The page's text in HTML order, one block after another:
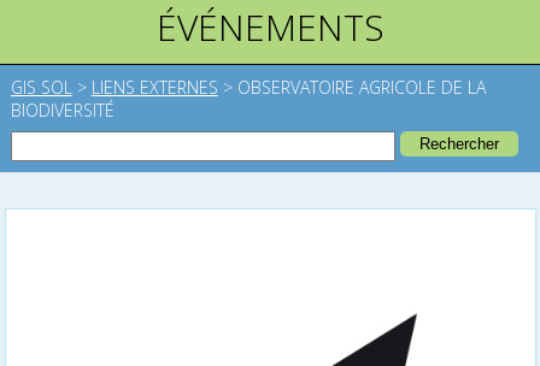
ÉVÉNEMENTS
GIS SOL > LIENS EXTERNES > OBSERVATOIRE AGRICOLE DE LA
BIODIVERSITÉ